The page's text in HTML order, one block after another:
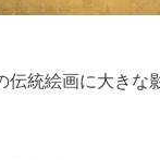
伝統絵画に大きな